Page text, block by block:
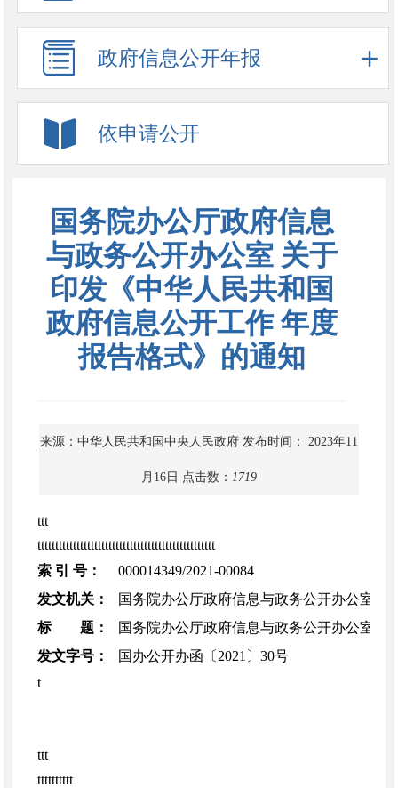
政府信息公开年报
依申请公开
国务院办公厅政府信息
与政务公开办公室 关于
印发《中华人民共和国
政府信息公开工作 年度
报告格式》的通知
来源：中华人民共和国中央人民政府 发布时间： 2023年11
月16日 点击数： 1719
ttt
tttttttttttttttttttttttttttttttttttttttttttttttttt
索 引 号：
000014349/2021-00084
发文机关：
国务院办公厅政府信息与政务公开办公室
标 题：
国务院办公厅政府信息与政务公开办公室
发文字号：
国办公开办函〔2021〕30号
t
ttt
tttttttttt